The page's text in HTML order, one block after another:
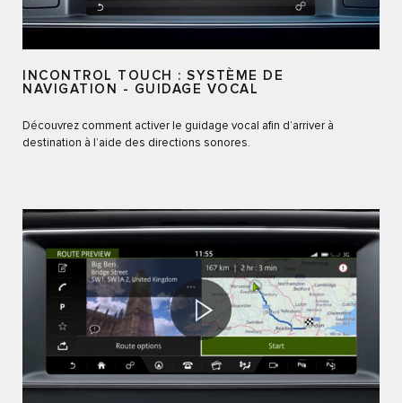
INCONTROL TOUCH : SYSTÈME DE
NAVIGATION - GUIDAGE VOCAL
Découvrez comment activer le guidage vocal afin d’arriver à
destination à l’aide des directions sonores.